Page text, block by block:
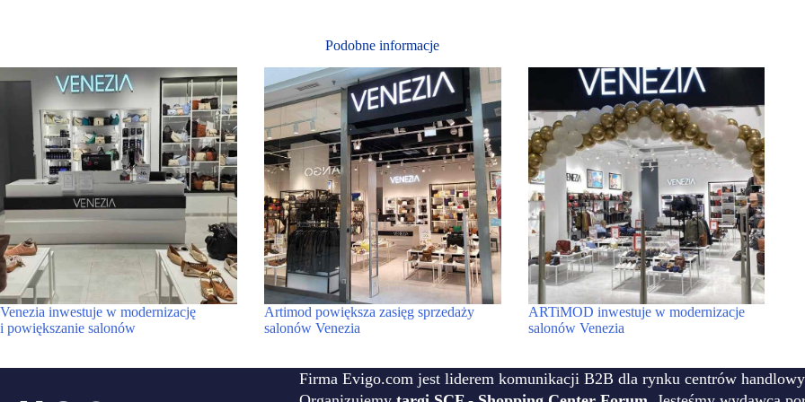
Podobne informacje
Venezia inwestuje w modernizację
i powiększanie salonów
Artimod powiększa zasięg sprzedaży
salonów Venezia
ARTiMOD inwestuje w modernizacje
salonów Venezia
Firma Evigo.com jest liderem komunikacji B2B dla rynku centrów